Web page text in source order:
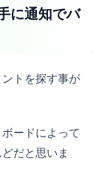
に通知でバ
トを探す事が
ードによって
だと思いま